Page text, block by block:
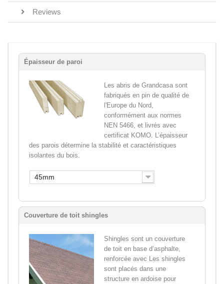
Reviews
Épaisseur de paroi
Les abris de Grandcasa sont
fabriqués en pin de qualité de
l'Europe du Nord,
conformément aux normes
NEN 5466, et livrés avec
certificat KOMO. L’épaisseur
des parois détermine la stabilité et caractéristiques
isolantes du bois.
45mm
Couverture de toit shingles
Shingles sont un couverture
de toit en base d’asphalte,
renforcée avec Les shingles
sont placés dans une
structure en ardoise pour